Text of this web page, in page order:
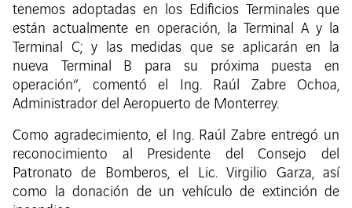
tenemos adoptadas en los Edificios Terminales que
están actualmente en operación, la Terminal A y la
Terminal C; y las medidas que se aplicarán en la
nueva Terminal B para su próxima puesta en
operación”, comentó el Ing. Raúl Zabre Ochoa,
Administrador del Aeropuerto de Monterrey.
Como agradecimiento, el Ing. Raúl Zabre entregó un
reconocimiento al Presidente del Consejo del
Patronato de Bomberos, el Lic. Virgilio Garza, así
como la donación de un vehículo de extinción de